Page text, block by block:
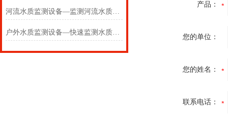
河流水质监测设备—监测河流水质的河流水质在线监测系统#(2024+全+国+包邮)
户外水质监测设备—快速监测水质的水质快速监测设备#(2024+全+国+包邮)
产品：
您的单位：
您的姓名：
联系电话：